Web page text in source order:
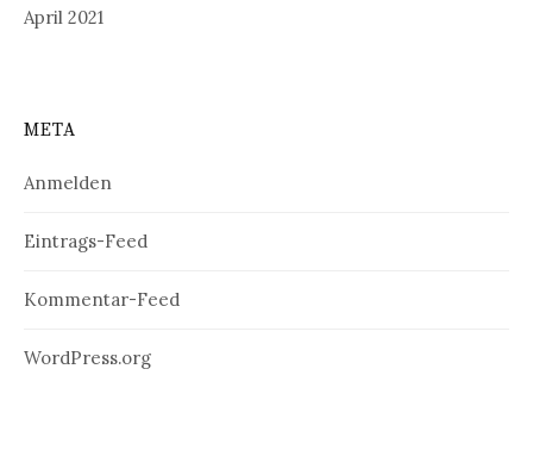
April 2021
META
Anmelden
Eintrags-Feed
Kommentar-Feed
WordPress.org